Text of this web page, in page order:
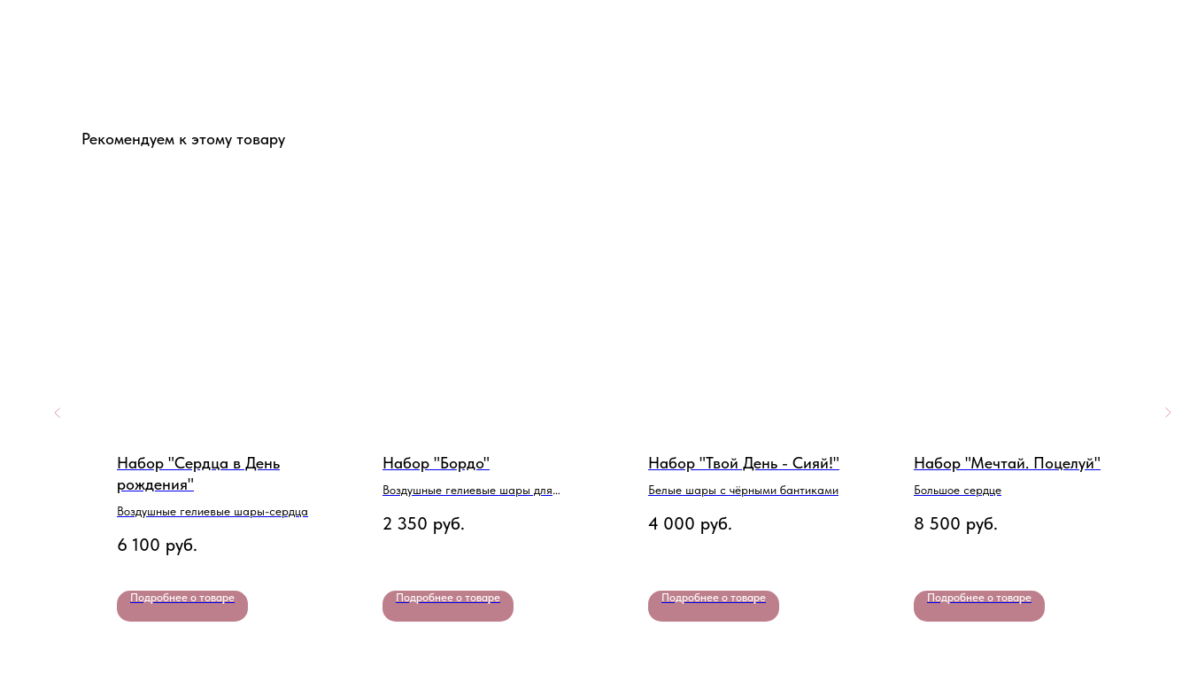
Рекомендуем к этому товару
Набор "Сердца в День
рождения"
Воздушные гелиевые шары-сердца
6 100 руб.
Подробнее о товаре
Набор "Бордо"
Воздушные гелиевые шары для
2 350 руб.
Подробнее о товаре
Набор "Твой День - Сияй!"
Белые шары с чёрными бантиками
4 000 руб.
Подробнее о товаре
Набор "Мечтай. Поцелуй"
Большое сердце
8 500 руб.
Подробнее о товаре